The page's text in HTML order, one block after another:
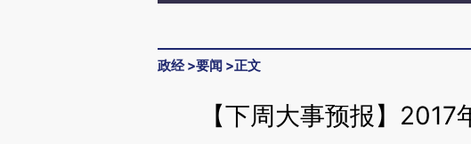
政经>要闻 >正文
【下周大事预报】